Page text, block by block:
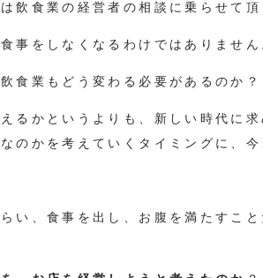
飲食業の経営者の相談に乗らせて頂
事をしなくなるわけではありません
食業もどう変わる必要があるのか？
るかというよりも、新しい時代に
のかを考えていくタイミングに、今
い、食事を出し、お腹を満たすこと